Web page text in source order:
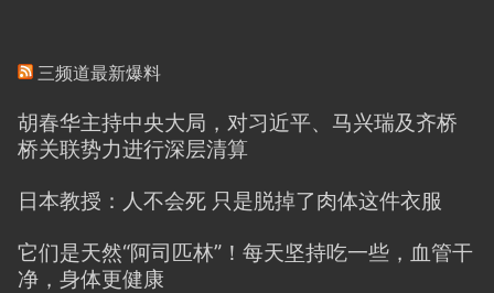
三频道最新爆料
胡春华主持中央大局，对习近平、马兴瑞及齐桥
桥关联势力进行深层清算
日本教授：人不会死 只是脱掉了肉体这件衣服
它们是天然“阿司匹林”！每天坚持吃一些，血管干
净，身体更健康